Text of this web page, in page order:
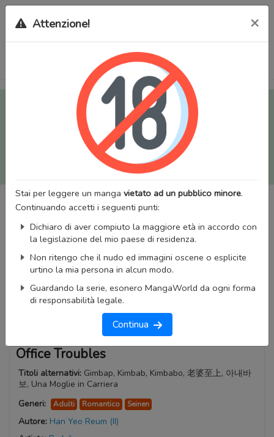
Tutti i Doujinshi e Manga per adulti (+18) sono stati trasferiti
sul nostro nuovo sito (
mangaworldadult.net
); invece, per i
Manga classici, puoi utilizzare
MangaWorld
Potrai effettuare illogincon il tuo account di MangaWorld
tutti i dati sono condivisi tra i due siti,
perderai alcun dato, inclusi bookmarks e premium
Attenzione! ×
Stai per leggere un manga vietato ad un pubblico minore.
Continuando accetti i seguenti punti:
Dichiaro di aver compiuto la maggiore età in accordo con
la legislazione del mio paese di residenza.
Non ritengo che il nudo ed immagini oscene o esplicite
urtino la mia persona in alcun modo.
Guardando la serie, esonero MangaWorld da ogni forma
di responsabilità legale.
Continua
Office Troubles
Titoli alternativi: Gimbap, Kimbab, Kimbabo, 老婆至上, 아내바
보, Una Moglie in Carriera
Generi:
Adulti Romantico Seinen
Autore: Han Yeo Reum (II)